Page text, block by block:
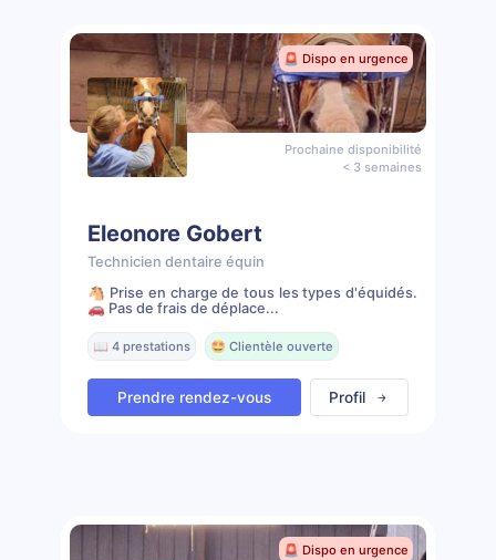
🚨 Dispo en urgence
Prochaine disponibilité
< 3 semaines
Eleonore Gobert
Technicien dentaire équin
🐴 Prise en charge de tous les types d'équidés.
🚗 Pas de frais de déplace...
📖 4 prestations 🤩 Clientèle ouverte
Prendre rendez-vous Profil
🚨 Dispo en urgence